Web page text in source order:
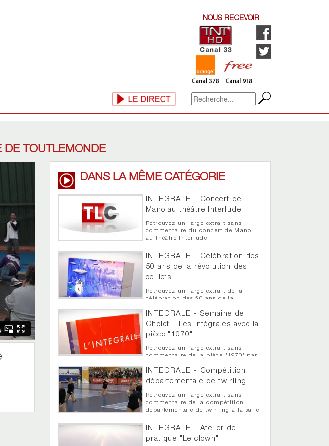
NOUS RECEVOIR
DE TOUTLEMONDE
DANS LA MÊME CATÉGORIE
INTEGRALE - Concert de
Mano au théâtre Interlude
Retrouvez un large extrait sans
commentaire du concert de Mano
au théâtre Interlude
INTEGRALE - Célébration des
50 ans de la révolution des
oeillets
Retrouvez un large extrait de la
célébration des 50 ans de la
INTEGRALE - Semaine de
Cholet - Les intégrales avec la
pièce "1970"
Retrouvez un large extrait sans
commentaire de la pièce "1970" par
intégrale de la semaine de Cholet
INTEGRALE - Compétition
départementale de twirling
Retrouvez un large extrait sans
commentaire de la compétition
départementale de twirling à la salle
INTEGRALE - Atelier de
pratique "Le clown"